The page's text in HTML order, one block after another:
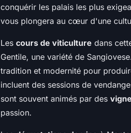
conquérir les palais les plus
vous plongera au cœur d'une
Les cours de viticulture dans
Gentile, une variété de
tradition et modernité pour
incluent des sessions de
sont souvent animés par des
passion.